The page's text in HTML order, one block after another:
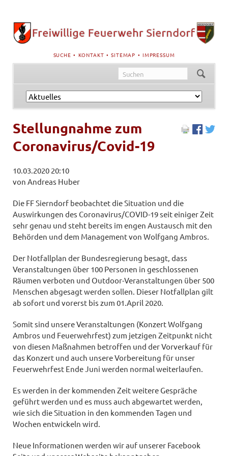
NAVIGATION
ÜBERSPRINGEN
SUCHE KONTAKT SITEMAP IMPRESSUM
Navigation
Stellungnahme zum
Coronavirus/Covid-19
10.03.2020 20:10
von Andreas Huber
Die FF Sierndorf beobachtet die Situation und die
Auswirkungen des Coronavirus/COVID-19 seit einiger Zeit
sehr genau und steht bereits im engen Austausch mit den
Behörden und dem Management von Wolfgang Ambros.
Der Notfallplan der Bundesregierung besagt, dass
Veranstaltungen über 100 Personen in geschlossenen
Räumen verboten und Outdoor-Veranstaltungen über 500
Menschen abgesagt werden sollen. Dieser Notfallplan gilt
ab sofort und vorerst bis zum 01.April 2020.
Somit sind unsere Veranstaltungen (Konzert Wolfgang
Ambros und Feuerwehrfest) zum jetzigen Zeitpunkt nicht
von diesen Maßnahmen betroffen und der Vorverkauf für
das Konzert und auch unsere Vorbereitung für unser
Feuerwehrfest Ende Juni werden normal weiterlaufen.
Es werden in der kommenden Zeit weitere Gespräche
geführt werden und es muss auch abgewartet werden,
wie sich die Situation in den kommenden Tagen und
Wochen entwickeln wird.
Neue Informationen werden wir auf unserer Facebook